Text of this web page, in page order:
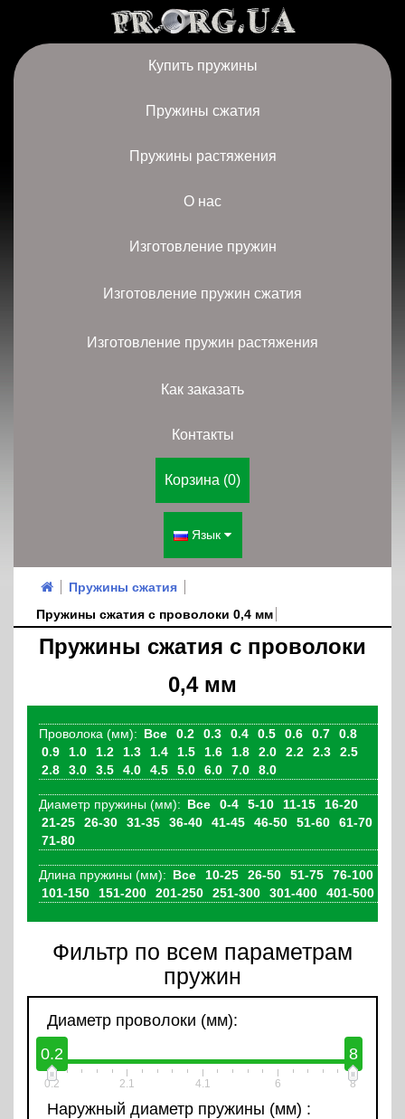
Купить пружины
Пружины сжатия
Пружины растяжения
О нас
Изготовление пружин
Изготовление пружин сжатия
Изготовление пружин растяжения
Как заказать
Контакты
Корзина (0)
Язык
Пружины сжатия
Пружины сжатия с проволоки 0,4 мм
Пружины сжатия с проволоки
0,4 мм
Проволока (мм): Все 0.2 0.3 0.4 0.5 0.6 0.7
0.8
0.9
1.0 1.2 1.3 1.4 1.5 1.6 1.8 2.0 2.2 2.3
2.5
2.8
3.0 3.5 4.0 4.5 5.0 6.0 7.0 8.0
Диаметр пружины (мм): Все 0-4 5-10 11-15
16-20
21-25
26-30 31-35 36-40 41-45 46-50 51-60
61-70
71-80
Длина пружины (мм): Все 10-25 26-50 51-75
76-100
101-150
151-200 201-250 251-300 301-400 401-500
Фильтр по всем параметрам
пружин
Диаметр проволоки (мм):
0.2
8
0.2 2.1 4.1 6 8
Наружный диаметр пружины (мм) :